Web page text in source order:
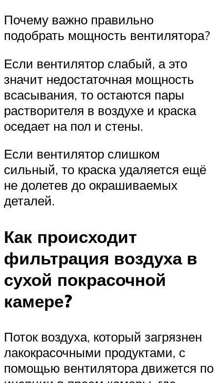
Почему важно правильно
подобрать мощность вентилятора?
Если вентилятор слабый, а это
значит недостаточная мощность
всасывания, то остаются пары
растворителя в воздухе и краска
оседает на пол и стены.
Если вентилятор слишком
сильный, то краска удаляется ещё
не долетев до окрашиваемых
деталей.
Как происходит
фильтрация воздуха в
сухой покрасочной
камере?
Поток воздуха, который загрязнен
лакокрасочными продуктами, с
помощью вентилятора движется по